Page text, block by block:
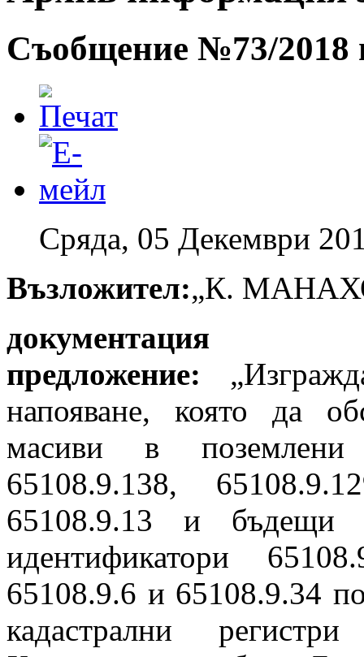
Съобщение №73/2018
Сряда, 05 Декември
Възложител:„К.
документация
предложение:
напояване, която да
масиви в
65108.9.138,
65108.9.13 и
идентификатори
65108.9.6 и 65108.9.34
кадастрални